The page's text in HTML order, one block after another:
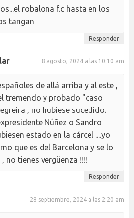
robalona f.c hasta en los
tangan
Responder
8 agosto, 2024 a las 10:10 am
de allá arriba y al este ,
tremendo y probado "caso
, no hubiese sucedido.
Núñez o Sandro
estado en la cárcel ....yo
que es del Barcelona y se lo
no tienes vergüenza !!!!
Responder
28 septiembre, 2024 a las 2:20 am